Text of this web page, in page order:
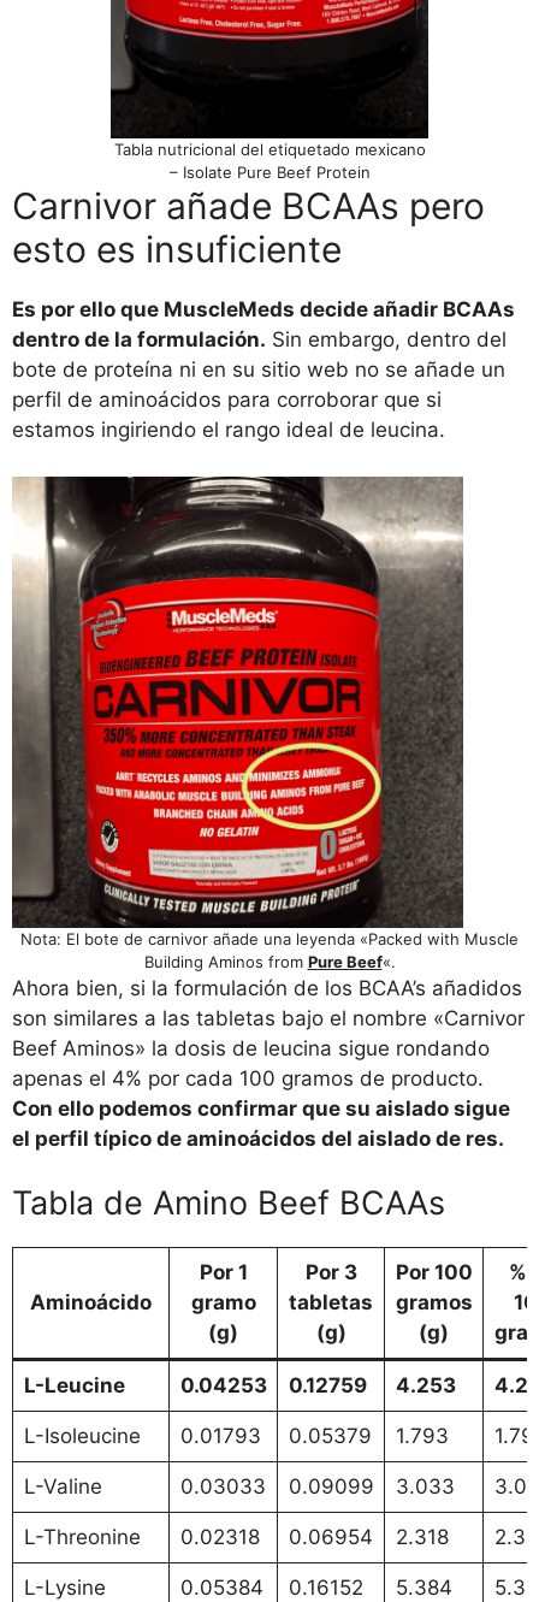
Tabla nutricional del etiquetado mexicano
– Isolate Pure Beef Protein
Carnivor añade BCAAs pero
esto es insuficiente
Es por ello que MuscleMeds decide añadir BCAAs
dentro de la formulación. Sin embargo, dentro del
bote de proteína ni en su sitio web no se añade un
perfil de aminoácidos para corroborar que si
estamos ingiriendo el rango ideal de leucina.
Nota: El bote de carnivor añade una leyenda «Packed with Muscle
Building Aminos from Pure Beef«.
Ahora bien, si la formulación de los BCAA’s añadidos
son similares a las tabletas bajo el nombre «Carnivor
Beef Aminos» la dosis de leucina sigue rondando
apenas el 4% por cada 100 gramos de producto.
Con ello podemos confirmar que su aislado sigue
el perfil típico de aminoácidos del aislado de res.
Tabla de Amino Beef BCAAs
Aminoácido
Por 1
gramo
(g)
Por 3
tabletas
(g)
Por 100
gramos
(g)
%
L-Leucine 0.04253 0.12759 4.253
L-Isoleucine 0.01793 0.05379 1.793
L-Valine 0.03033 0.09099 3.033
L-Threonine 0.02318 0.06954 2.318
L-Lysine 0.05384 0.16152 5.384